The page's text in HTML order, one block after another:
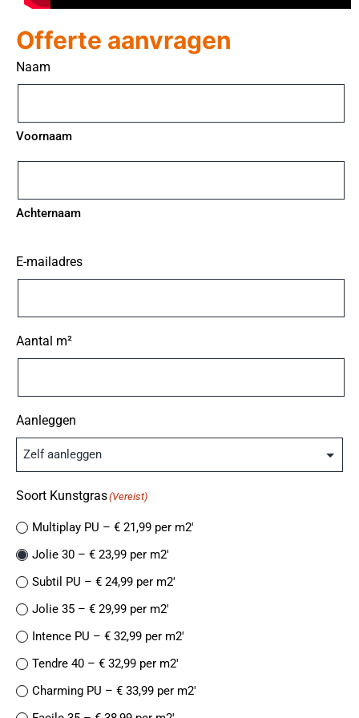
Offerte aanvragen
Naam
Voornaam
Achternaam
E-mailadres
Aantal m²
Aanleggen
Soort Kunstgras(Vereist)
Multiplay PU – € 21,99 per m2′
Jolie 30 – € 23,99 per m2′
Subtil PU – € 24,99 per m2′
Jolie 35 – € 29,99 per m2′
Intence PU – € 32,99 per m2′
Tendre 40 – € 32,99 per m2′
Charming PU – € 33,99 per m2′